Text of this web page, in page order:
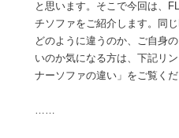
と思います。そこで今回は、
チソファをご紹介します。同
どのように違うのか、ご自身
いのか気になる方は、下記リ
ナーソファの違い」をご覧くだ
……